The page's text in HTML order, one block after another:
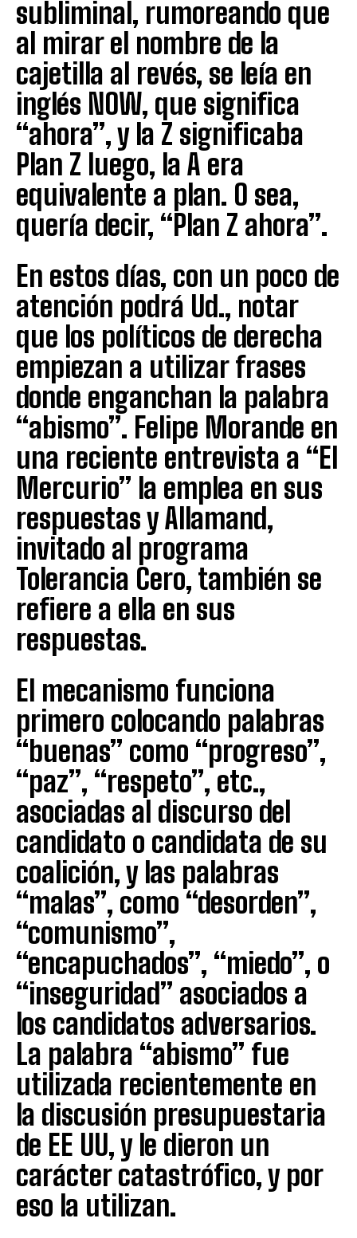
subliminal, rumoreando que
al mirar el nombre de la
cajetilla al revés, se leía en
inglés NOW, que significa
“ahora”, y la Z significaba
Plan Z luego, la A era
equivalente a plan. O sea,
quería decir, “Plan Z ahora”.
En estos días, con un poco de
atención podrá Ud., notar
que los políticos de derecha
empiezan a utilizar frases
donde enganchan la palabra
“abismo”. Felipe Morande en
una reciente entrevista a “El
Mercurio” la emplea en sus
respuestas y Allamand,
invitado al programa
Tolerancia Cero, también se
refiere a ella en sus
respuestas.
El mecanismo funciona
primero colocando palabras
“buenas” como “progreso”,
“paz”, “respeto”, etc.,
asociadas al discurso del
candidato o candidata de su
coalición, y las palabras
“malas”, como “desorden”,
“comunismo”,
“encapuchados”, “miedo”, o
“inseguridad” asociados a
los candidatos adversarios.
La palabra “abismo” fue
utilizada recientemente en
la discusión presupuestaria
de EE UU, y le dieron un
carácter catastrófico, y por
eso la utilizan.